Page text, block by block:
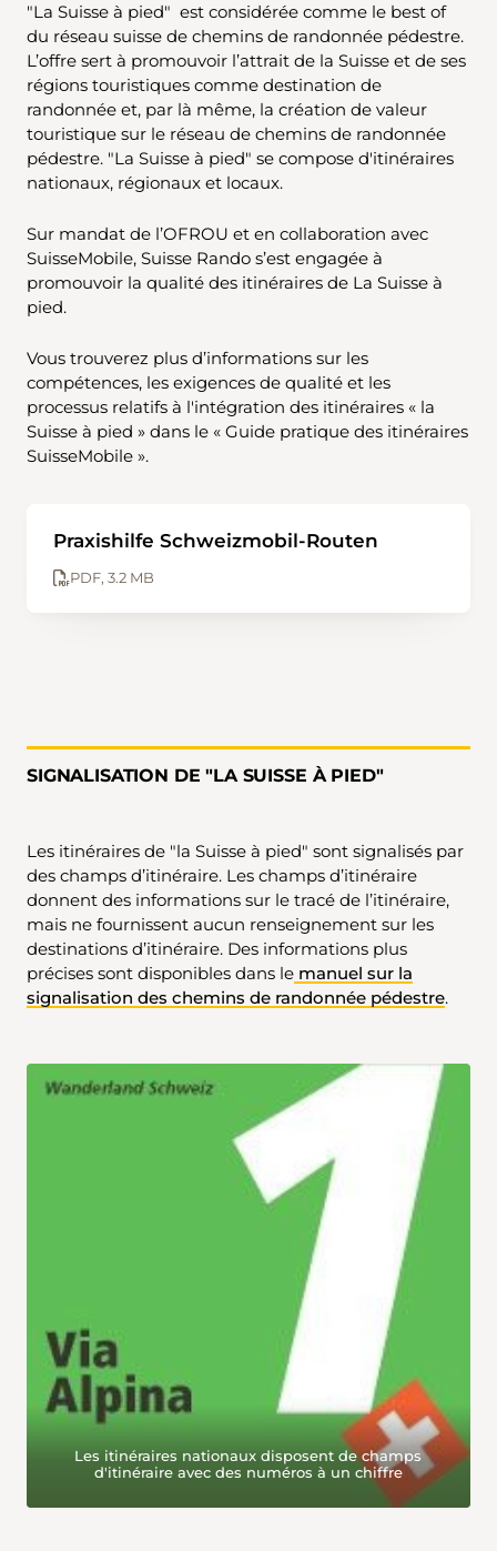
"La Suisse à pied" est considérée comme le best of
du réseau suisse de chemins de randonnée pédestre.
L’offre sert à promouvoir l’attrait de la Suisse et de ses
régions touristiques comme destination de
randonnée et, par là même, la création de valeur
touristique sur le réseau de chemins de randonnée
pédestre. "La Suisse à pied" se compose d'itinéraires
nationaux, régionaux et locaux.
Sur mandat de l’OFROU et en collaboration avec
SuisseMobile, Suisse Rando s’est engagée à
promouvoir la qualité des itinéraires de La Suisse à
pied.
Vous trouverez plus d’informations sur les
compétences, les exigences de qualité et les
processus relatifs à l'intégration des itinéraires « la
Suisse à pied » dans le « Guide pratique des itinéraires
SuisseMobile ».
Praxishilfe Schweizmobil-Routen
PDF, 3.2 MB
SIGNALISATION DE "LA SUISSE À PIED"
Les itinéraires de "la Suisse à pied" sont signalisés par
des champs d’itinéraire. Les champs d’itinéraire
donnent des informations sur le tracé de l’itinéraire,
mais ne fournissent aucun renseignement sur les
destinations d’itinéraire. Des informations plus
précises sont disponibles dans le manuel sur la
signalisation des chemins de randonnée pédestre.
Les itinéraires nationaux disposent de champs
d'itinéraire avec des numéros à un chiffre